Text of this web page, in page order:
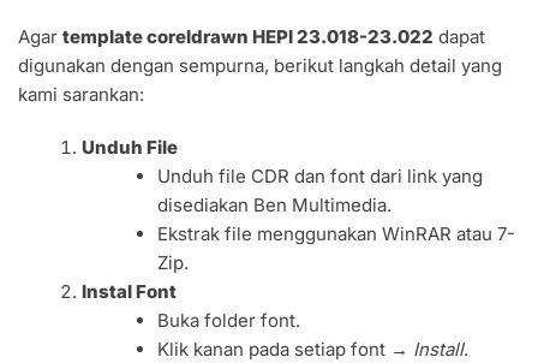
Agar template coreldrawn HEPI 23.018-23.022 dapat
digunakan dengan sempurna, berikut langkah detail yang
kami sarankan:
Unduh File
Unduh file CDR dan font dari link yang
disediakan Ben Multimedia.
Ekstrak file menggunakan WinRAR atau 7-
Zip.
Instal Font
Buka folder font.
Klik kanan pada setiap font → Install.